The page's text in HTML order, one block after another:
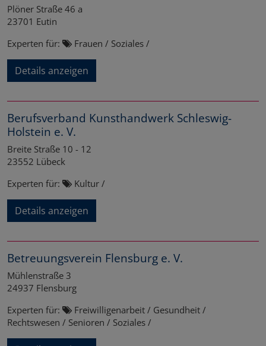
Plöner Straße 46 a
23701 Eutin
Experten für:
Frauen / Soziales /
Details anzeigen
Berufsverband Kunsthandwerk Schleswig-
Holstein e. V.
Breite Straße 10 - 12
23552 Lübeck
Experten für:
Kultur /
Details anzeigen
Betreuungsverein Flensburg e. V.
Mühlenstraße 3
24937 Flensburg
Experten für:
Freiwilligenarbeit / Gesundheit /
Rechtswesen / Senioren / Soziales /